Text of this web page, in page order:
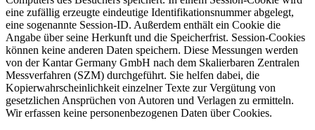
eine zufällig erzeugte eindeutige Identifikationsnummer abgelegt,
eine sogenannte Session-ID. Außerdem enthält ein Cookie die
Angabe über seine Herkunft und die Speicherfrist. Session-Cookies
können keine anderen Daten speichern. Diese Messungen werden
von der Kantar Germany GmbH nach dem Skalierbaren Zentralen
Messverfahren (SZM) durchgeführt. Sie helfen dabei, die
Kopierwahrscheinlichkeit einzelner Texte zur Vergütung von
gesetzlichen Ansprüchen von Autoren und Verlagen zu ermitteln.
Wir erfassen keine personenbezogenen Daten über Cookies.